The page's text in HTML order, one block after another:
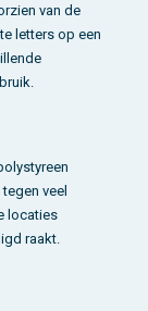
van de
letters op een
veel
locaties
raakt.